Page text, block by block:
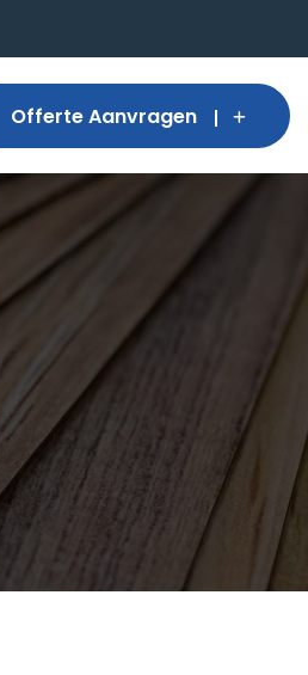
Offerte Aanvragen